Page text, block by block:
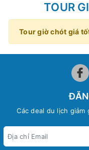
TOUR
Tour giờ chót giá
Các deal du lịch